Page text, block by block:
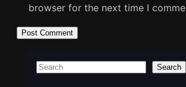
browser for the next time I
S
Search